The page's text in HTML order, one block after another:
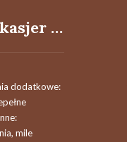
Sprzedawca - kasjer k/m/inni
dodatkowe:
mile